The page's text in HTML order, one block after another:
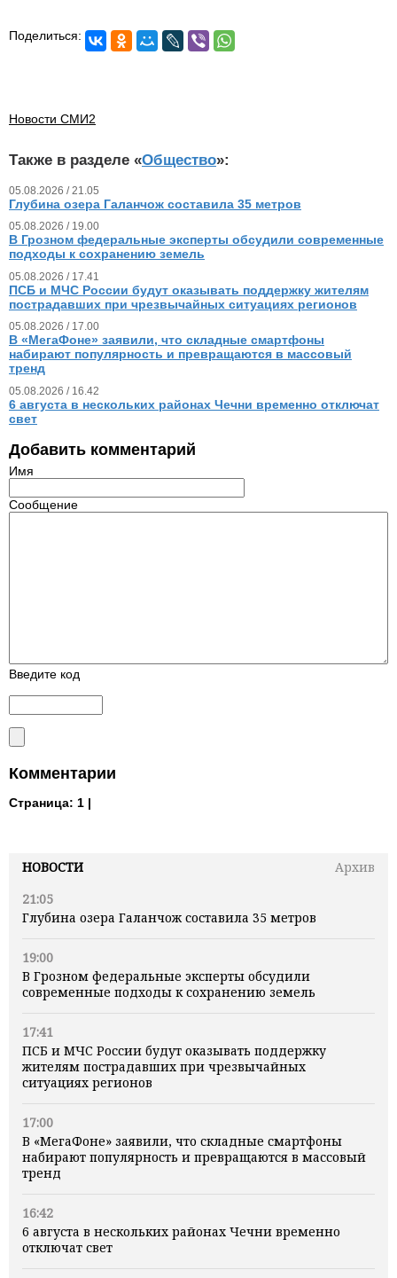
НОВОСТИ
Архив
21:05
Глубина озера Галанчож составила 35 метров
19:00
В Грозном федеральные эксперты обсудили
современные подходы к сохранению земель
17:41
ПСБ и МЧС России будут оказывать поддержку
жителям пострадавших при чрезвычайных
ситуациях регионов
17:00
В «МегаФоне» заявили, что складные смартфоны
набирают популярность и превращаются в массовый
тренд
16:42
6 августа в нескольких районах Чечни временно
отключат свет
Поделиться:
Новости СМИ2
Также в разделе «Общество»:
05.08.2026 / 21.05
Глубина озера Галанчож составила 35 метров
05.08.2026 / 19.00
В Грозном федеральные эксперты обсудили современные
подходы к сохранению земель
05.08.2026 / 17.41
ПСБ и МЧС России будут оказывать поддержку жителям
пострадавших при чрезвычайных ситуациях регионов
05.08.2026 / 17.00
В «МегаФоне» заявили, что складные смартфоны
набирают популярность и превращаются в массовый
тренд
05.08.2026 / 16.42
6 августа в нескольких районах Чечни временно отключат
свет
Добавить комментарий
Имя
Сообщение
Введите код
Комментарии
Страница: 1 |